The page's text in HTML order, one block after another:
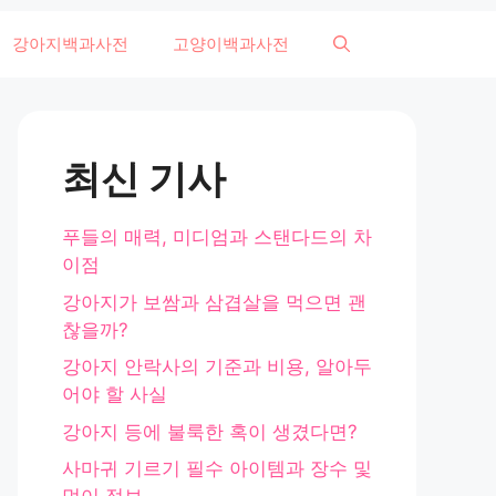
강아지백과사전 고양이백과사전
최신 기사
푸들의 매력, 미디엄과 스탠다드의 차
이점
강아지가 보쌈과 삼겹살을 먹으면 괜
찮을까?
강아지 안락사의 기준과 비용, 알아두
어야 할 사실
강아지 등에 불룩한 혹이 생겼다면?
사마귀 기르기 필수 아이템과 장수 및